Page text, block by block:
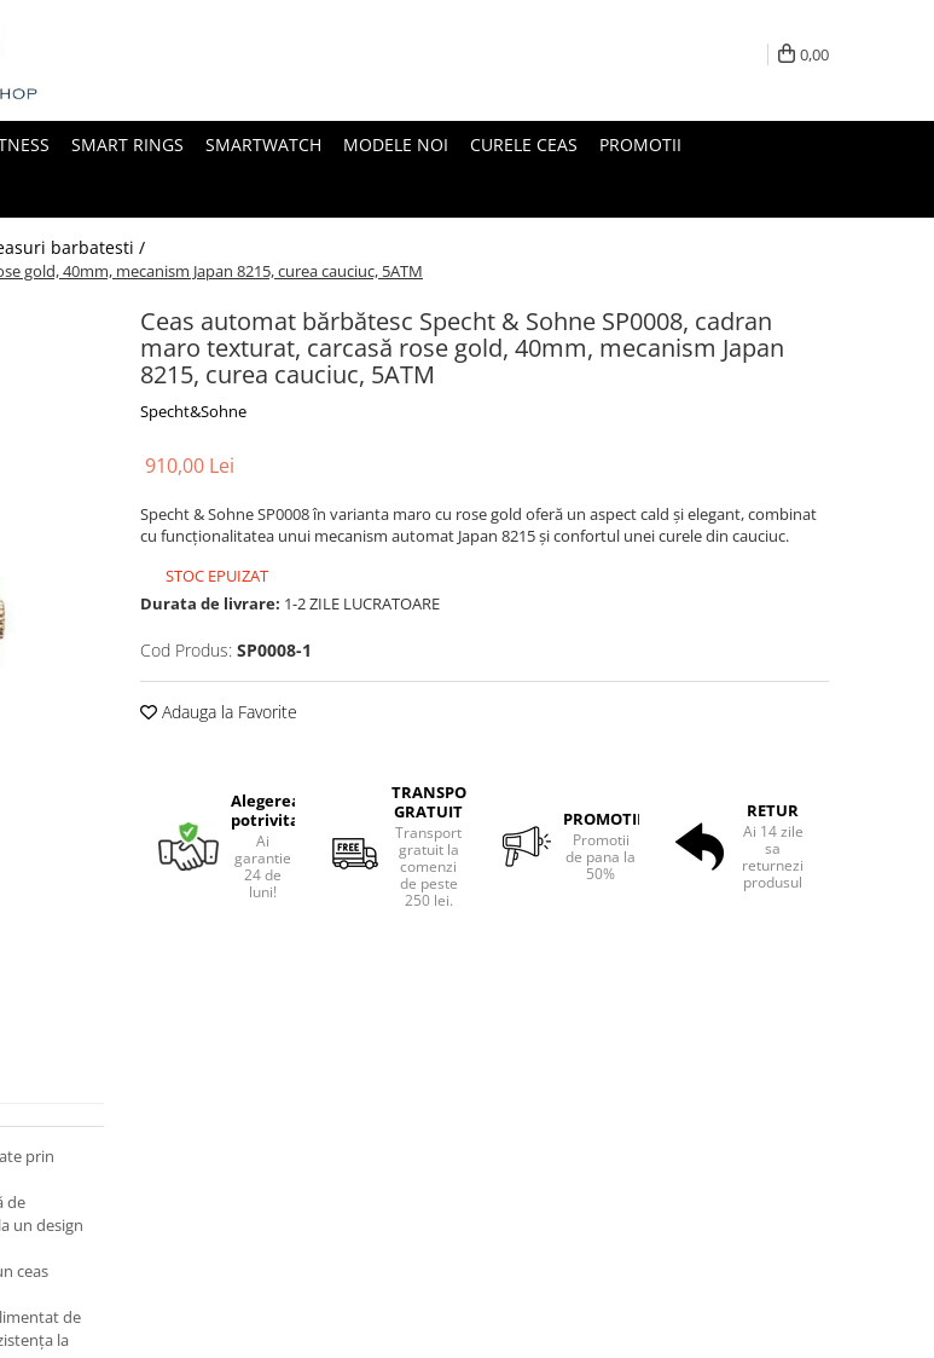
0,00
SMART RINGS SMARTWATCH MODELE NOI CURELE CEAS PROMOTII
barbatesti /
gold, 40mm, mecanism Japan 8215, curea cauciuc, 5ATM
Ceas automat bărbătesc Specht & Sohne SP0008, cadran
maro texturat, carcasă rose gold, 40mm, mecanism Japan
8215, curea cauciuc, 5ATM
Specht&Sohne
910,00 Lei
Specht & Sohne SP0008 în varianta maro cu rose gold oferă un aspect cald și elegant, combinat
cu funcționalitatea unui mecanism automat Japan 8215 și confortul unei curele din cauciuc.
STOC EPUIZAT
Durata de livrare: 1-2 ZILE LUCRATOARE
Cod Produs: SP0008-1
Adauga la Favorite
Alegerea
potrivita
Ai
garantie
24 de
luni!
TRANSPORT
GRATUIT
Transport
gratuit la
comenzi
de peste
250 lei.
PROMOTII
Promotii
de pana la
50%
RETUR
Ai 14 zile
sa
returnezi
produsul
prin
de
un design
ceas
de
la